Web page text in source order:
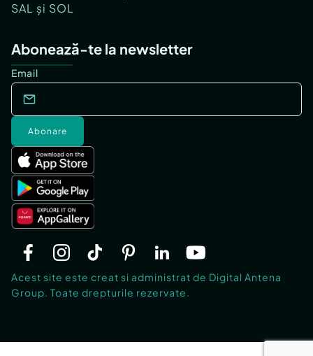
SAL și SOL
Abonează-te la newsletter
Email
Abonare
Acest site este creat si administrat de Digital Antena
Group. Toate drepturile rezervate.